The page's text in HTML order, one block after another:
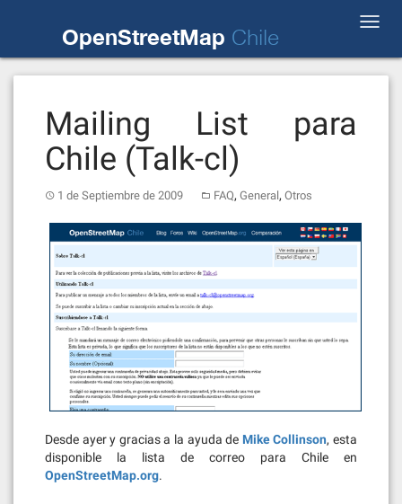
OpenStreetMap Chile
Mailing List para
Chile (Talk-cl)
1 de Septiembre de 2009 FAQ, General, Otros
Desde ayer y gracias a la ayuda de Mike Collinson, esta
disponible la lista de correo para Chile en
OpenStreetMap.org.